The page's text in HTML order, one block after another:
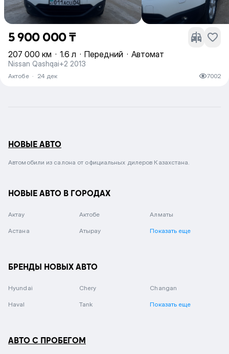
5 900 000 ₸
207 000 км · 1.6 л · Передний · Автомат
Nissan Qashqai+2 2013
Актобе · 24 дек 7002
НОВЫЕ АВТО
Автомобили из салона от официальных дилеров Казахстана.
НОВЫЕ АВТО В ГОРОДАХ
Актау Актобе Алматы
Астана Атырау Показать еще
БРЕНДЫ НОВЫХ АВТО
Hyundai Chery Changan
Haval Tank Показать еще
АВТО С ПРОБЕГОМ